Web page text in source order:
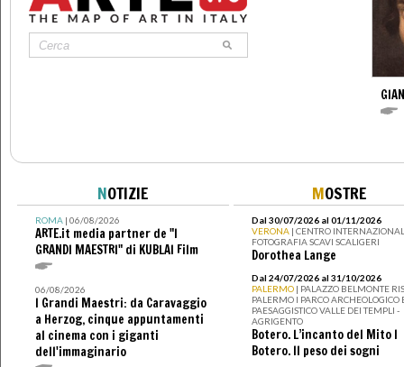
NOTIZIE
ROMA| 06/08/2026
ARTE.it media partner de "I
GRANDI MAESTRI" di KUBLAI Film
06/08/2026
I Grandi Maestri: da Caravaggio
a Herzog, cinque appuntamenti
al cinema con i giganti
dell'immaginario
MOSTRE
Dal 30/07/2026 al 01/11/2026
VERONA | CENTRO
FOTOGRAFIA SCAVI SCALIGERI
Dorothea Lange
Dal 24/07/2026 al 31/10/2026
PALERMO | PALAZZO BELMONTE
PALERMO I PARCO ARCHEOLOGICO
PAESAGGISTICO VALLE DEI TEMPLI -
AGRIGENTO
Botero. L’incanto del Mito I
Botero. Il peso dei sogni